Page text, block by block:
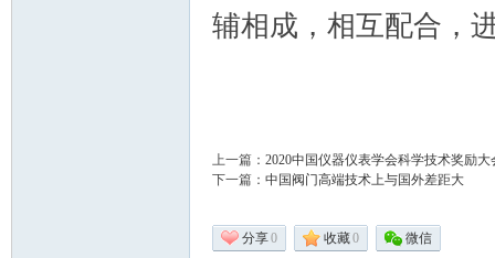
辅相成，相互配合，
上一篇： 2020中国仪器仪表学会科学技术奖励
下一篇： 中国阀门高端技术上与国外差距大
分享0 收藏0 微信